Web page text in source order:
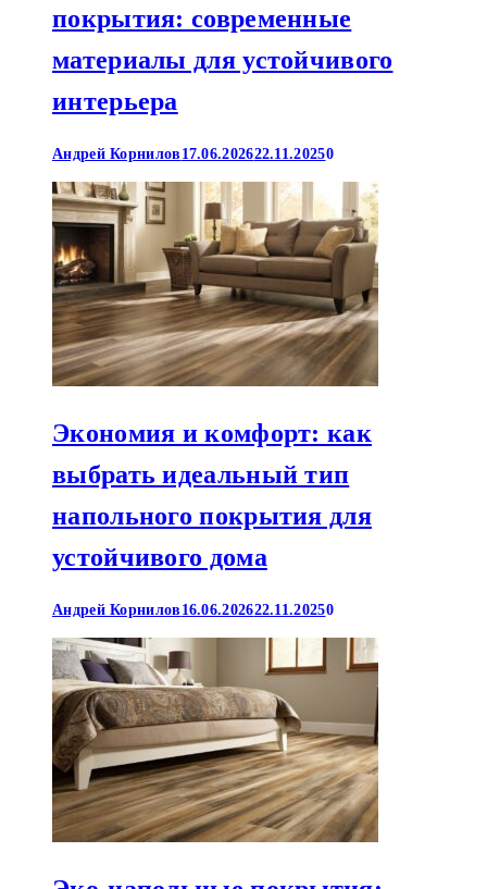
покрытия: современные
материалы для устойчивого
интерьера
Андрей Корнилов 17.06.202622.11.20250
Экономия и комфорт: как
выбрать идеальный тип
напольного покрытия для
устойчивого дома
Андрей Корнилов 16.06.202622.11.20250